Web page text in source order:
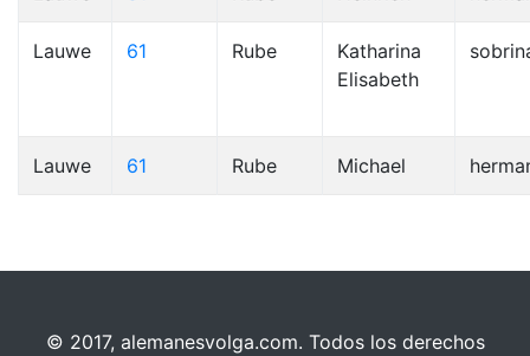
Lauwe 61 Rube
Katharina
Elisabeth
Lauwe 61 Rube Michael
© 2017, alemanesvolga.com. Todos los derechos